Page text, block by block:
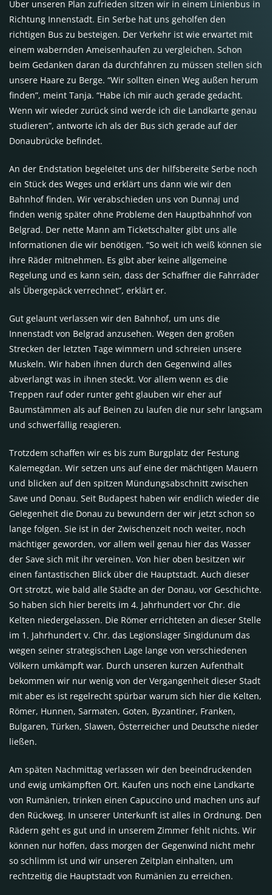
Über unseren Plan zufrieden sitzen wir in einem Linienbus in
Richtung Innenstadt. Ein Serbe hat uns geholfen den
richtigen Bus zu besteigen. Der Verkehr ist wie erwartet mit
einem wabernden Ameisenhaufen zu vergleichen. Schon
beim Gedanken daran da durchfahren zu müssen stellen sich
unsere Haare zu Berge. “Wir sollten einen Weg außen herum
finden”, meint Tanja. “Habe ich mir auch gerade gedacht.
Wenn wir wieder zurück sind werde ich die Landkarte genau
studieren”, antworte ich als der Bus sich gerade auf der
Donaubrücke befindet.
An der Endstation begeleitet uns der hilfsbereite Serbe noch
ein Stück des Weges und erklärt uns dann wie wir den
Bahnhof finden. Wir verabschieden uns von Dunnaj und
finden wenig später ohne Probleme den Hauptbahnhof von
Belgrad. Der nette Mann am Ticketschalter gibt uns alle
Informationen die wir benötigen. “So weit ich weiß können sie
ihre Räder mitnehmen. Es gibt aber keine allgemeine
Regelung und es kann sein, dass der Schaffner die Fahrräder
als Übergepäck verrechnet”, erklärt er.
Gut gelaunt verlassen wir den Bahnhof, um uns die
Innenstadt von Belgrad anzusehen. Wegen den großen
Strecken der letzten Tage wimmern und schreien unsere
Muskeln. Wir haben ihnen durch den Gegenwind alles
abverlangt was in ihnen steckt. Vor allem wenn es die
Treppen rauf oder runter geht glauben wir eher auf
Baumstämmen als auf Beinen zu laufen die nur sehr langsam
und schwerfällig reagieren.
Trotzdem schaffen wir es bis zum Burgplatz der Festung
Kalemegdan. Wir setzen uns auf eine der mächtigen Mauern
und blicken auf den spitzen Mündungsabschnitt zwischen
Save und Donau. Seit Budapest haben wir endlich wieder die
Gelegenheit die Donau zu bewundern der wir jetzt schon so
lange folgen. Sie ist in der Zwischenzeit noch weiter, noch
mächtiger geworden, vor allem weil genau hier das Wasser
der Save sich mit ihr vereinen. Von hier oben besitzen wir
einen fantastischen Blick über die Hauptstadt. Auch dieser
Ort strotzt, wie bald alle Städte an der Donau, vor Geschichte.
So haben sich hier bereits im 4. Jahrhundert vor Chr. die
Kelten niedergelassen. Die Römer errichteten an dieser Stelle
im 1. Jahrhundert v. Chr. das Legionslager Singidunum das
wegen seiner strategischen Lage lange von verschiedenen
Völkern umkämpft war. Durch unseren kurzen Aufenthalt
bekommen wir nur wenig von der Vergangenheit dieser Stadt
mit aber es ist regelrecht spürbar warum sich hier die Kelten,
Römer, Hunnen, Sarmaten, Goten, Byzantiner, Franken,
Bulgaren, Türken, Slawen, Österreicher und Deutsche nieder
ließen.
Am späten Nachmittag verlassen wir den beeindruckenden
und ewig umkämpften Ort. Kaufen uns noch eine Landkarte
von Rumänien, trinken einen Capuccino und machen uns auf
den Rückweg. In unserer Unterkunft ist alles in Ordnung. Den
Rädern geht es gut und in unserem Zimmer fehlt nichts. Wir
können nur hoffen, dass morgen der Gegenwind nicht mehr
so schlimm ist und wir unseren Zeitplan einhalten, um
rechtzeitig die Hauptstadt von Rumänien zu erreichen.